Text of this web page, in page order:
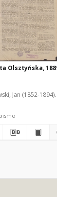
Olsztyńska,
Jan (1852-1894).